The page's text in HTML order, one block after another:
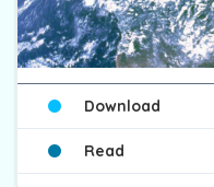
Download
Read